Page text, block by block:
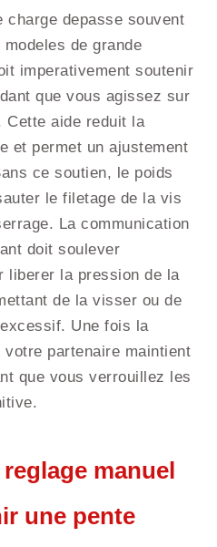
charge depasse souvent
de grande
imperativement soutenir
que vous agissez sur
Cette aide reduit la
et permet un ajustement
ce soutien, le poids
le filetage de la vis
La communication
doit soulever
liberer la pression de la
de la visser ou de
Une fois la
partenaire maintient
que vous verrouillez les
manuel
une pente